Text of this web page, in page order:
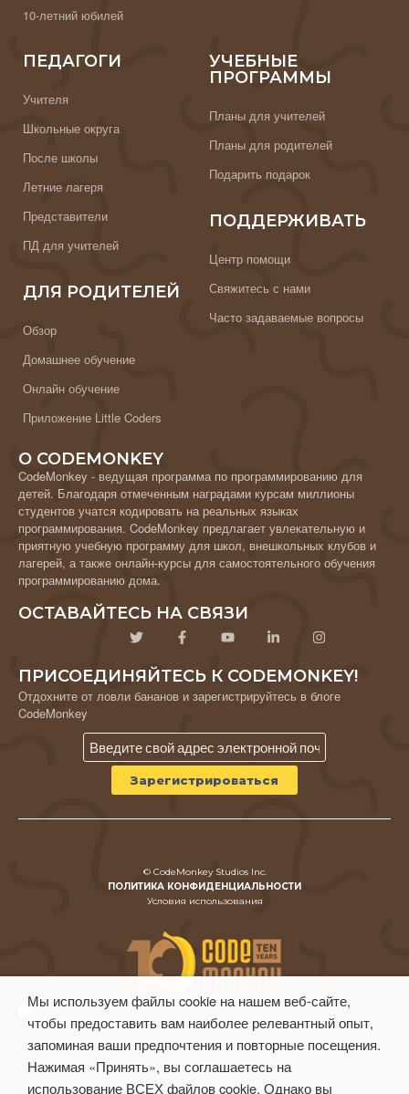
10-летний юбилей
ПЕДАГОГИ
Учителя
Школьные округа
После школы
Летние лагеря
Представители
ПД для учителей
ДЛЯ РОДИТЕЛЕЙ
Обзор
Домашнее обучение
Онлайн обучение
Приложение Little Coders
УЧЕБНЫЕ
ПРОГРАММЫ
Планы для учителей
Планы для родителей
Подарить подарок
ПОДДЕРЖИВАТЬ
Центр помощи
Свяжитесь с нами
Часто задаваемые вопросы
О CODEMONKEY
CodeMonkey - ведущая программа по программированию для
детей. Благодаря отмеченным наградами курсам миллионы
студентов учатся кодировать на реальных языках
программирования. CodeMonkey предлагает увлекательную и
приятную учебную программу для школ, внешкольных клубов и
лагерей, а также онлайн-курсы для самостоятельного обучения
программированию дома.
ОСТАВАЙТЕСЬ НА СВЯЗИ
ПРИСОЕДИНЯЙТЕСЬ К CODEMONKEY!
Отдохните от ловли бананов и зарегистрируйтесь в блоге
CodeMonkey
© CodeMonkey Studios Inc.
ПОЛИТИКА КОНФИДЕНЦИАЛЬНОСТИ
Условия использования
Мы используем файлы cookie на нашем веб-сайте,
чтобы предоставить вам наиболее релевантный опыт,
запоминая ваши предпочтения и повторные посещения.
Нажимая «Принять», вы соглашаетесь на
использование ВСЕХ файлов cookie. Однако вы